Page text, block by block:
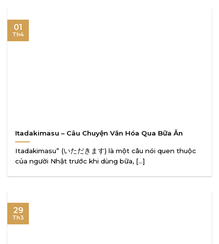
Itadakimasu – Câu Chuyện Văn Hóa Qua Bữa Ăn
Itadakimasu” (いただきます) là một câu nói quen thuộc
của người Nhật trước khi dùng bữa, [...]
01
Th4
29
Th3